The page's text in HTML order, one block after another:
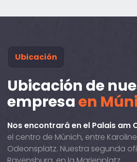
Ubicación
Ubicación de
empresaen
Nos encontrará en el Palais am
el centro de Múnich, entre
Odeonsplatz. Nuestra segunda